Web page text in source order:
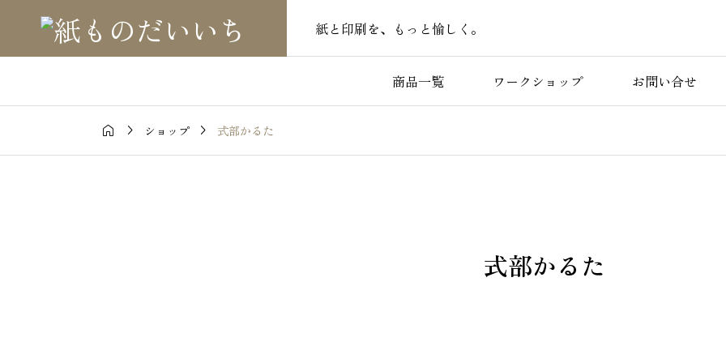
紙と印刷を、もっと愉しく。
商品一覧 ワークショップ お問い合せ
  ショップ  式部かるた
式部かるた